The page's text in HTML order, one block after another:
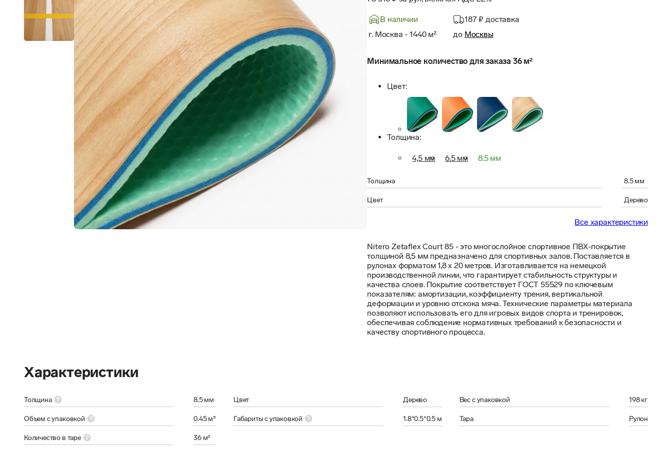
В наличии 187 ₽ доставка
г. Москва -1440 м² до Москвы
Минимальное количество для заказа 36 м²
Цвет:
Толщина:
4,5 мм 6.5 мм 8.5 мм
Толщина 8.5 мм
Цвет Дерево
Все характеристики
Nitero Zetaflex Court 85 - это многослойное спортивное ПВХ-покрытие
толщиной 8,5 мм предназначено для спортивных залов. Поставляется в
рулонах форматом 1,8 х 20 метров. Изготавливается на немецкой
производственной линии, что гарантирует стабильность структуры и
качества слоев. Покрытие соответствует ГОСТ 55529 по ключевым
показателям: амортизации, коэффициенту трения, вертикальной
деформации и уровню отскока мяча. Технические параметры материала
позволяют использовать его для игровых видов спорта и тренировок,
обеспечивая соблюдение нормативных требований к безопасности и
качеству спортивного процесса.
Характеристики
Толщина 8.5 мм Цвет Дерево Вес с упаковкой 198 кг
Объем с упаковкой 0.45 м³ Габариты с упаковкой 1.8*0.5*0.5 м Тара Рулон
Количество в таре 36 м²